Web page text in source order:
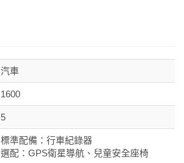
汽車
1600
5
標準配備：行車紀錄器
選配：GPS衛星導航、兒童安全座椅